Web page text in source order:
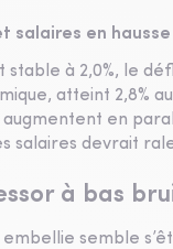
salaires en hausse
stable à 2,0%, le
atteint 2,8%
augmentent en
salaires devrait
à bas
semble